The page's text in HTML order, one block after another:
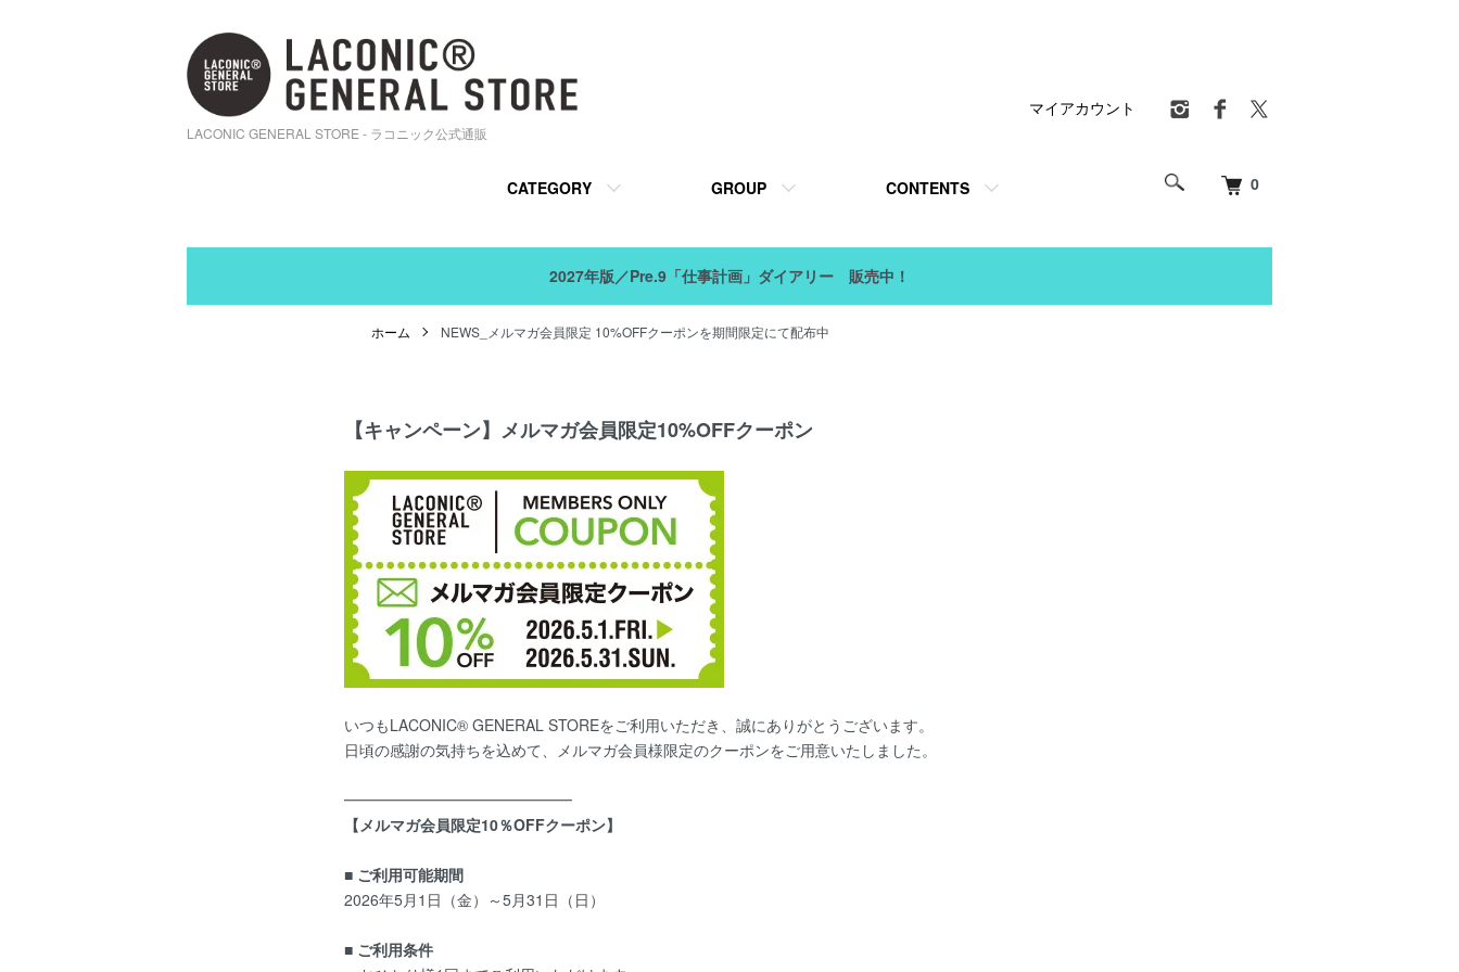
LACONIC GENERAL STORE - ラコニック公式通販
0
CATEGORY GROUP CONTENTS
マイアカウント
2027年版／Pre.9「仕事計画」ダイアリー 販売中！
ホーム NEWS_メルマガ会員限定 10%OFFクーポンを期間限定にて配布中
【キャンペーン】メルマガ会員限定10%OFFクーポン
いつもLACONIC® GENERAL STOREをご利用いただき、誠にありがとうございます。
日頃の感謝の気持ちを込めて、メルマガ会員様限定のクーポンをご用意いたしました。
━━━━━━━━━━━━━━━
【 メルマガ会員限定10％OFFクーポン】
■ ご利用可能期間
2026年5月1日（金）～5月31日（日）
■ ご利用条件